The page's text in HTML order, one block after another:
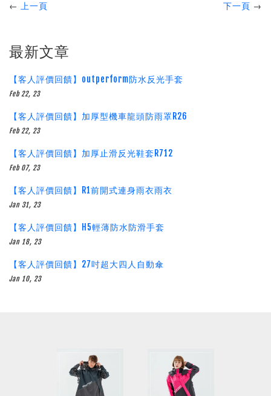
← 上一頁 下一頁 →
最新文章
【客人評價回饋】outperform防水反光手套
Feb 22, 23
【客人評價回饋】加厚型機車龍頭防雨罩R26
Feb 22, 23
【客人評價回饋】加厚止滑反光鞋套R712
Feb 07, 23
【客人評價回饋】R1前開式連身雨衣雨衣
Jan 31, 23
【客人評價回饋】H5輕薄防水防滑手套
Jan 18, 23
【客人評價回饋】27吋超大四人自動傘
Jan 10, 23